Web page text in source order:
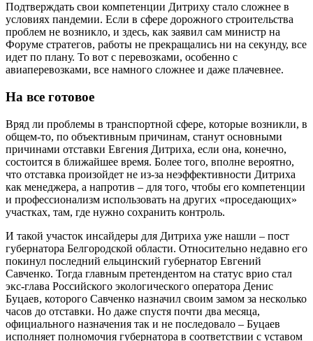
Подтверждать свои компетенции Дитриху стало сложнее в
условиях пандемии. Если в сфере дорожного строительства
проблем не возникло, и здесь, как заявил сам министр на
Форуме стратегов, работы не прекращались ни на секунду, все
идет по плану. То вот с перевозками, особенно с
авиаперевозками, все намного сложнее и даже плачевнее.
На все готовое
Вряд ли проблемы в транспортной сфере, которые возникли, в
общем-то, по объективным причинам, станут основными
причинами отставки Евгения Дитриха, если она, конечно,
состоится в ближайшее время. Более того, вполне вероятно,
что отставка произойдет не из-за неэффективности Дитриха
как менеджера, а напротив – для того, чтобы его компетенции
и профессионализм использовать на других «проседающих»
участках, там, где нужно сохранить контроль.
И такой участок инсайдеры для Дитриха уже нашли – пост
губернатора Белгородской области. Относительно недавно его
покинул последний ельцинский губернатор Евгений
Савченко. Тогда главным претендентом на статус врио стал
экс-глава Российского экологического оператора Денис
Буцаев, которого Савченко назначил своим замом за несколько
часов до отставки. Но даже спустя почти два месяца,
официального назначения так и не последовало – Буцаев
исполняет полномочия губернатора в соответствии с уставом